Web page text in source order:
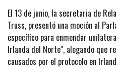
El 13 de junio, la secretaria de
Truss, presentó una moción al
específico para enmendar
Irlanda del Norte", alegando que
causados por el protocolo en